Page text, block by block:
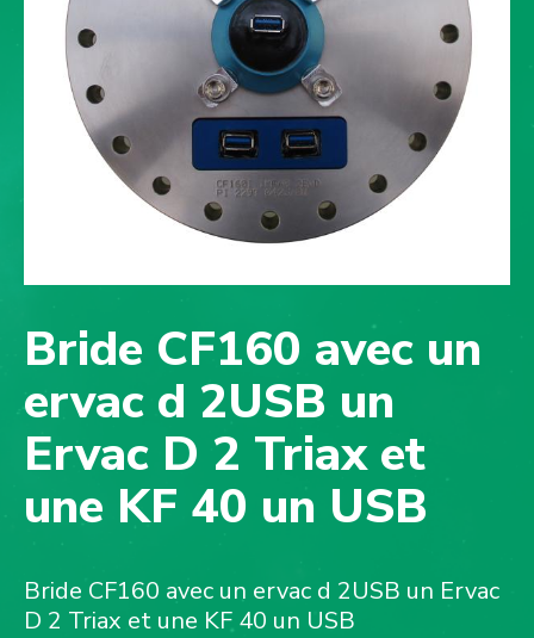
Bride CF160 avec un
ervac d 2USB un
Ervac D 2 Triax et
une KF 40 un USB
Bride CF160 avec un ervac d 2USB un Ervac
D 2 Triax et une KF 40 un USB